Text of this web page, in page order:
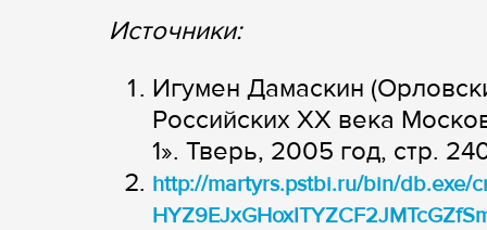
Источники:
Игумен Дамаскин
Российских ХХ века
1». Тверь, 2005 год, стр.
http://martyrs.pstbi.ru/bin/db.exe/